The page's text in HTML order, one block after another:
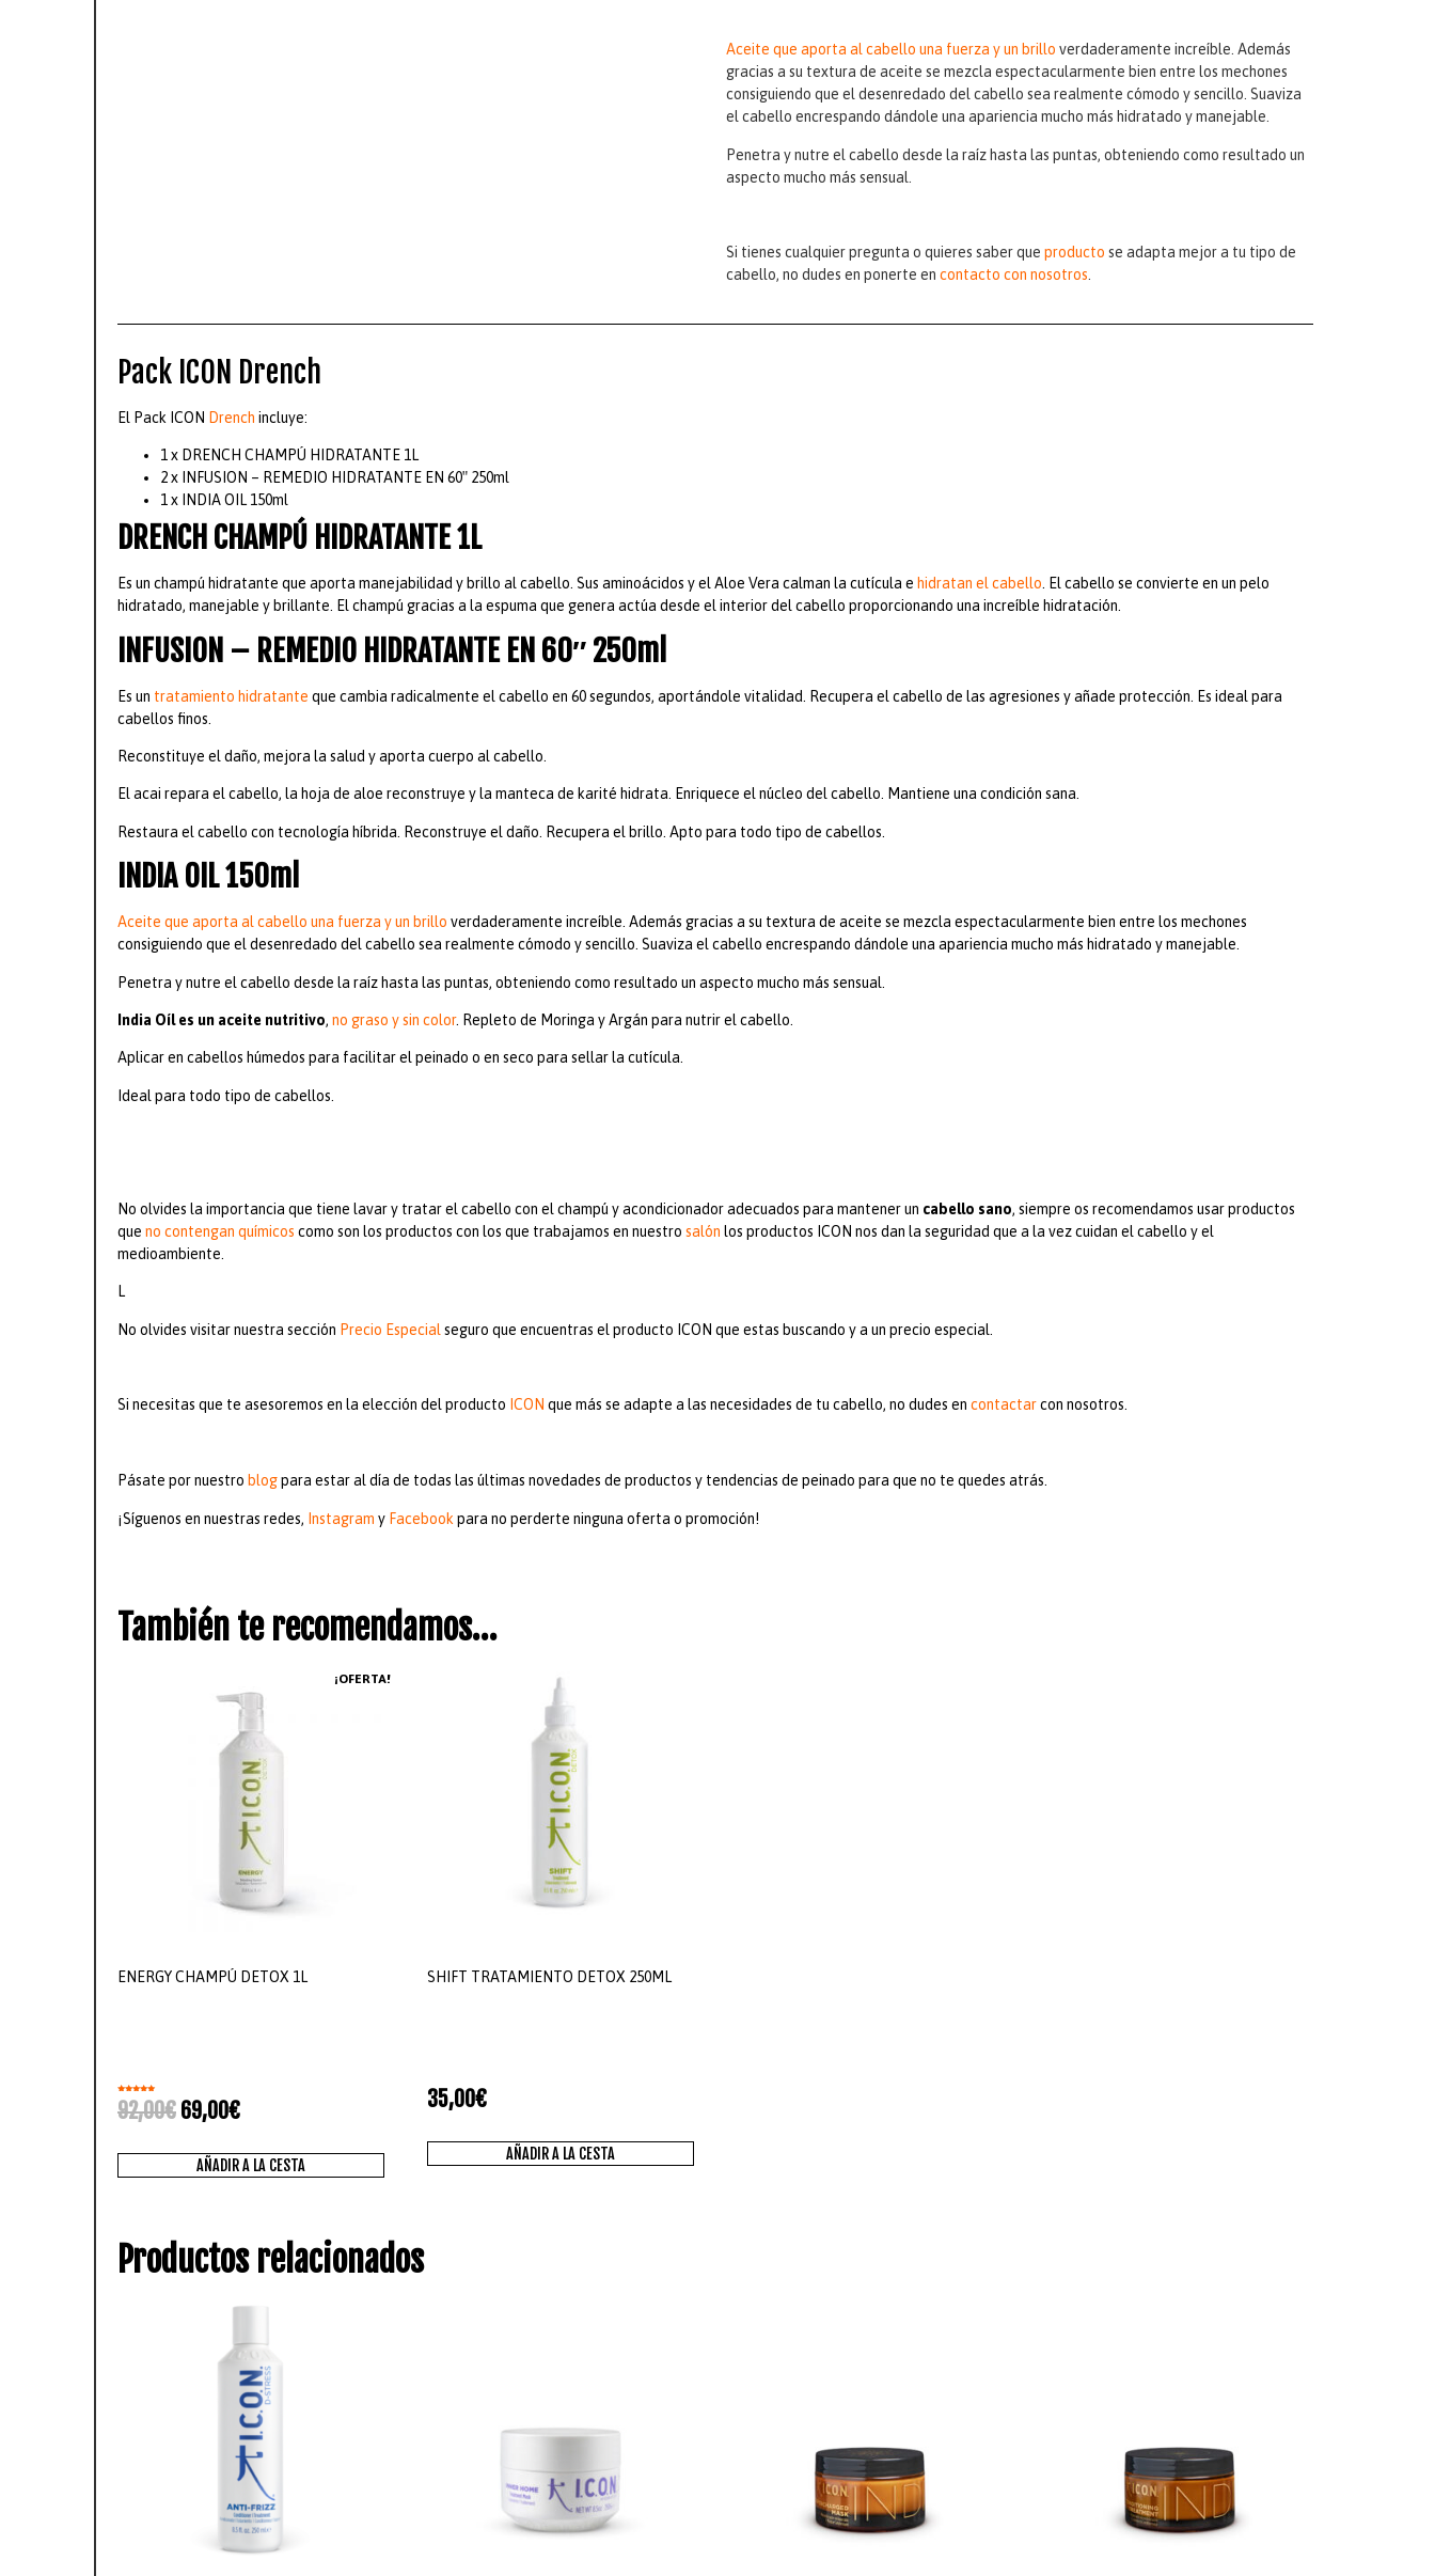
Aceite que aporta al cabello una fuerza y un brillo verdaderamente increíble. Además
gracias a su textura de aceite se mezcla espectacularmente bien entre los mechones
consiguiendo que el desenredado del cabello sea realmente cómodo y sencillo. Suaviza
el cabello encrespando dándole una apariencia mucho más hidratado y manejable.
Penetra y nutre el cabello desde la raíz hasta las puntas, obteniendo como resultado un
aspecto mucho más sensual.
Si tienes cualquier pregunta o quieres saber que producto se adapta mejor a tu tipo de
cabello, no dudes en ponerte en contacto con nosotros.
Pack ICON Drench
El Pack ICON Drench incluye:
1 x DRENCH CHAMPÚ HIDRATANTE 1L
2 x INFUSION – REMEDIO HIDRATANTE EN 60″ 250ml
1 x INDIA OIL 150ml
DRENCH CHAMPÚ HIDRATANTE 1L
Es un champú hidratante que aporta manejabilidad y brillo al cabello. Sus aminoácidos y el Aloe Vera calman la cutícula e hidratan el cabello. El cabello se convierte en un pelo
hidratado, manejable y brillante. El champú gracias a la espuma que genera actúa desde el interior del cabello proporcionando una increíble hidratación.
INFUSION – REMEDIO HIDRATANTE EN 60″ 250ml
Es un tratamiento hidratante que cambia radicalmente el cabello en 60 segundos, aportándole vitalidad. Recupera el cabello de las agresiones y añade protección. Es ideal para
cabellos finos.
Reconstituye el daño, mejora la salud y aporta cuerpo al cabello.
El acai repara el cabello, la hoja de aloe reconstruye y la manteca de karité hidrata. Enriquece el núcleo del cabello. Mantiene una condición sana.
Restaura el cabello con tecnología híbrida. Reconstruye el daño. Recupera el brillo. Apto para todo tipo de cabellos.
INDIA OIL 150ml
Aceite que aporta al cabello una fuerza y un brillo verdaderamente increíble. Además gracias a su textura de aceite se mezcla espectacularmente bien entre los mechones
consiguiendo que el desenredado del cabello sea realmente cómodo y sencillo. Suaviza el cabello encrespando dándole una apariencia mucho más hidratado y manejable.
Penetra y nutre el cabello desde la raíz hasta las puntas, obteniendo como resultado un aspecto mucho más sensual.
India Oíl es un aceite nutritivo, no graso y sin color. Repleto de Moringa y Argán para nutrir el cabello.
Aplicar en cabellos húmedos para facilitar el peinado o en seco para sellar la cutícula.
Ideal para todo tipo de cabellos.
No olvides la importancia que tiene lavar y tratar el cabello con el champú y acondicionador adecuados para mantener un cabello sano, siempre os recomendamos usar productos
que no contengan químicos como son los productos con los que trabajamos en nuestro salón los productos ICON nos dan la seguridad que a la vez cuidan el cabello y el
medioambiente.
L
No olvides visitar nuestra sección Precio Especial seguro que encuentras el producto ICON que estas buscando y a un precio especial.
Si necesitas que te asesoremos en la elección del producto ICON que más se adapte a las necesidades de tu cabello, no dudes en contactarcon nosotros.
Pásate por nuestro blogpara estar al día de todas las últimas novedades de productos y tendencias de peinado para que no te quedes atrás.
¡Síguenos en nuestras redes, Instagram y Facebook para no perderte ninguna oferta o promoción!
También te recomendamos…
¡OFERTA!
ENERGY CHAMPÚ DETOX 1L
Valorado
5.00
de 5
92,00€ 69,00€
AÑADIR A LA CESTA
SHIFT TRATAMIENTO DETOX 250ML
35,00€
AÑADIR A LA CESTA
Productos relacionados